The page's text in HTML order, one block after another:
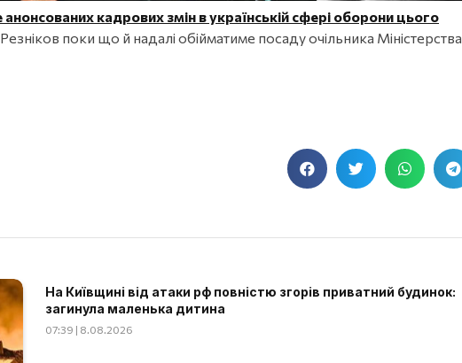
анонсованих кадрових змін в українській сфері оборони цього
поки що й надалі обійматиме посаду очільника Міністерства
На Київщині від атаки рф повністю згорів приватний будинок:
загинула маленька дитина
07:39 | 8.08.2026